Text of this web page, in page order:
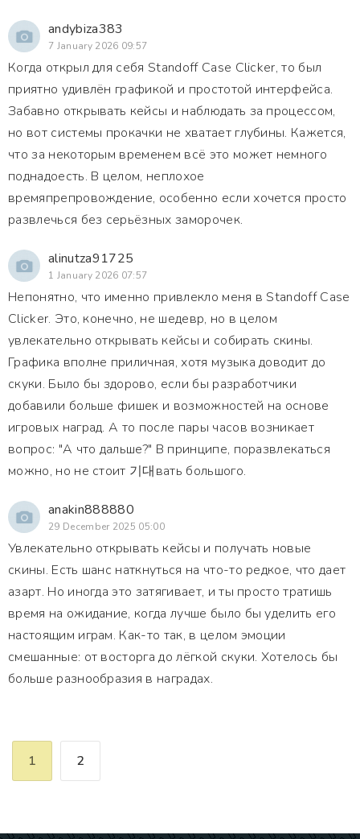
andybiza383
7 January 2026 09:57
Когда открыл для себя Standoff Case Clicker, то был
приятно удивлён графикой и простотой интерфейса.
Забавно открывать кейсы и наблюдать за процессом,
но вот системы прокачки не хватает глубины. Кажется,
что за некоторым временем всё это может немного
поднадоесть. В целом, неплохое
времяпрепровождение, особенно если хочется просто
развлечься без серьёзных заморочек.
alinutza91725
1 January 2026 07:57
Непонятно, что именно привлекло меня в Standoff Case
Clicker. Это, конечно, не шедевр, но в целом
увлекательно открывать кейсы и собирать скины.
Графика вполне приличная, хотя музыка доводит до
скуки. Было бы здорово, если бы разработчики
добавили больше фишек и возможностей на основе
игровых наград. А то после пары часов возникает
вопрос: "А что дальше?" В принципе, поразвлекаться
можно, но не стоит 기대вать большого.
anakin888880
29 December 2025 05:00
Увлекательно открывать кейсы и получать новые
скины. Есть шанс наткнуться на что-то редкое, что дает
азарт. Но иногда это затягивает, и ты просто тратишь
время на ожидание, когда лучше было бы уделить его
настоящим играм. Как-то так, в целом эмоции
смешанные: от восторга до лёгкой скуки. Хотелось бы
больше разнообразия в наградах.
1 2